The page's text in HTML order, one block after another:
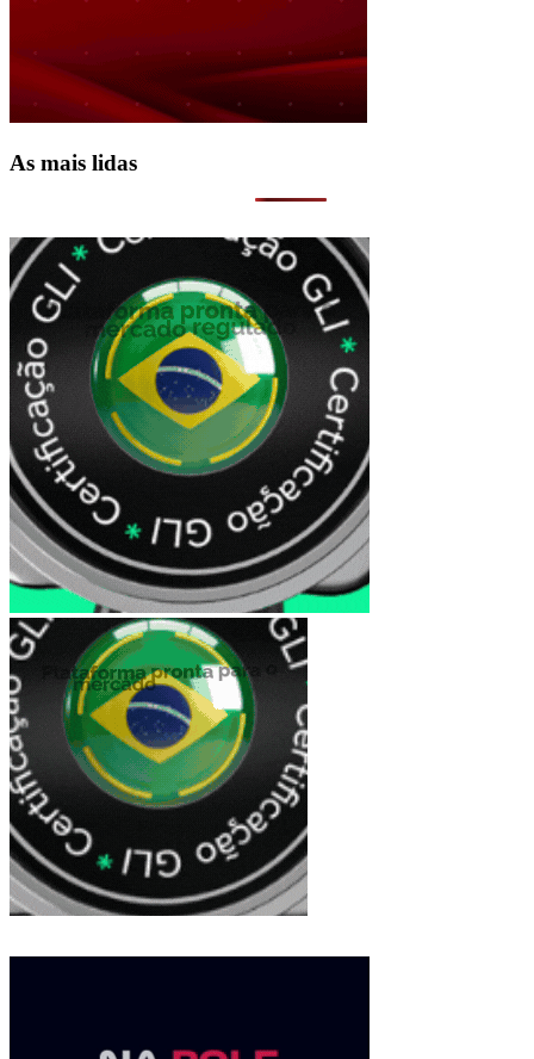
As mais lidas